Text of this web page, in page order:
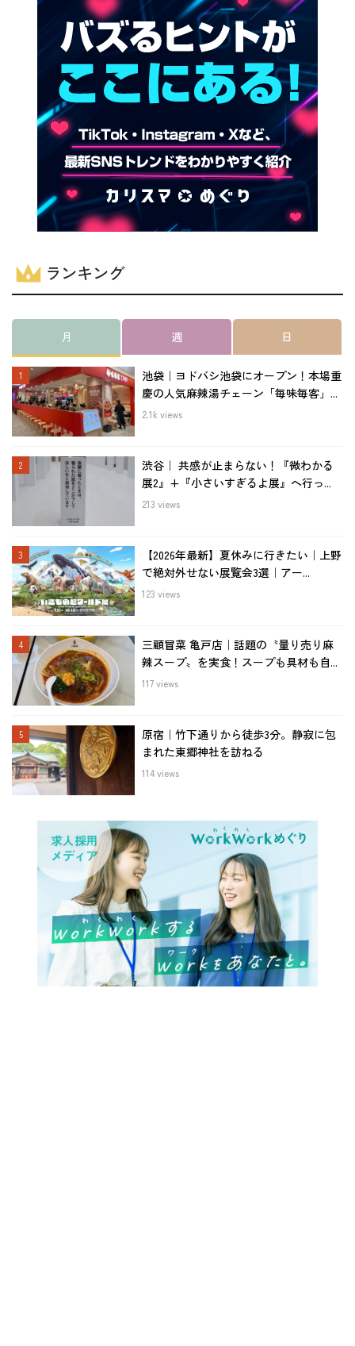
ランキング
月 週 日
池袋｜ヨドバシ池袋にオープン！本場重
慶の人気麻辣湯チェーン「毎味毎客」...
2.1k views
渋谷｜ 共感が止まらない！『微わかる
展2』+『小さいすぎるよ展』へ行っ...
213 views
【2026年最新】夏休みに行きたい｜上野
で絶対外せない展覧会3選｜アー...
123 views
三顧冒菜 亀戸店｜話題の〝量り売り麻
辣スープ〟を実食！スープも具材も自...
117 views
原宿｜竹下通りから徒歩3分。静寂に包
まれた東郷神社を訪ねる
114 views